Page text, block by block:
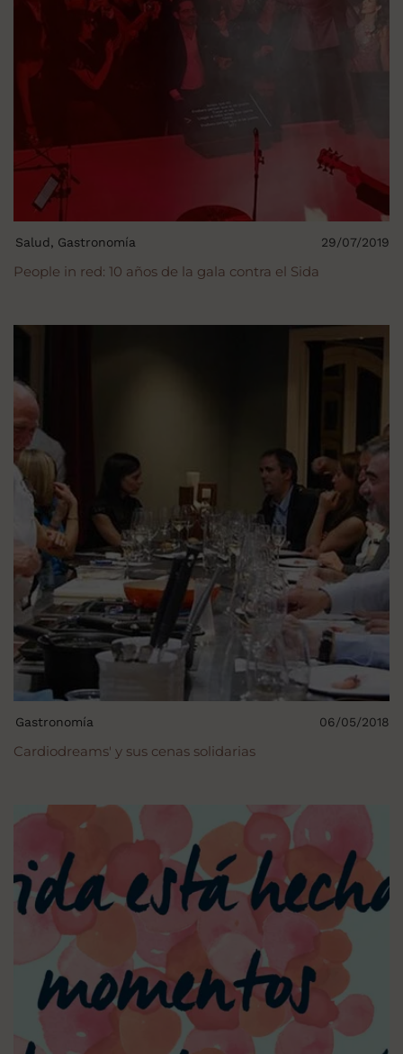
People in red: 10 años de la gala contra el Sida
Salud Gastronomía 29/07/2019
Cardiodreams' y sus cenas solidarias
Gastronomía 06/05/2018